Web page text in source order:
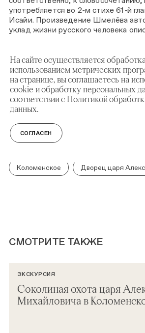
На сайте осуществляется
использованием метрических
на странице, вы соглашаетесь на
cookie и обработку персональных
соответствии с Политикой
данных.
СОГЛАСЕН
употребляется во 2-м стихе 61-й
Исайи. Произведение Шмелёва
уклад жизни русского человека
Первая выставка была
2022 года и посвящена празднику
Пресвятой Богородицы.
СМИ О НАС:
Культура. «Музей-заповедник
посвящённого церковным
Коломенское Дворец царя
СМОТРИТЕ ТАКЖЕ
ЭКСКУРСИЯ
Соколиная охота царя
Михайловича в